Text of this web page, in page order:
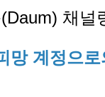
채널
망 계정으